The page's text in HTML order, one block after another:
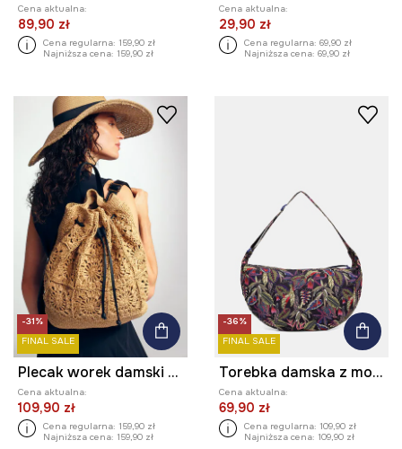
Cena aktualna:
89,90 zł
Cena regularna: 159,90 zł
Najniższa cena: 159,90 zł
Cena aktualna:
29,90 zł
Cena regularna: 69,90 zł
Najniższa cena: 69,90 zł
-31%
FINAL SALE
Plecak worek damski pleciony
Cena aktualna:
109,90 zł
Cena regularna: 159,90 zł
Najniższa cena: 159,90 zł
-36%
FINAL SALE
Torebka damska z motywem roślinnym
Cena aktualna:
69,90 zł
Cena regularna: 109,90 zł
Najniższa cena: 109,90 zł